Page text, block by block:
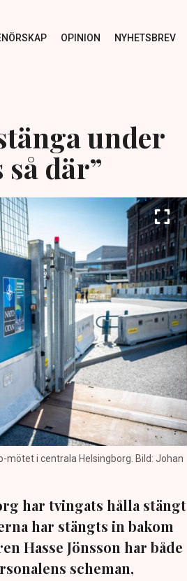
OPINION NYHETSBREV
under
där”
i centrala Helsingborg. Bild: Johan
har tvingats hålla stängt
har stängts in bakom
Hasse Jönsson har både
scheman,